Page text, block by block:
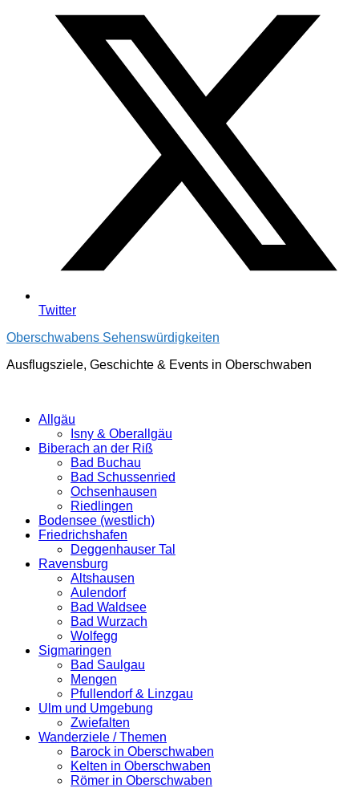
Twitter
Oberschwabens Sehenswürdigkeiten
Ausflugsziele, Geschichte & Events in Oberschwaben
Allgäu
Isny & Oberallgäu
Biberach an der Riß
Bad Buchau
Bad Schussenried
Ochsenhausen
Riedlingen
Bodensee (westlich)
Friedrichshafen
Deggenhauser Tal
Ravensburg
Altshausen
Aulendorf
Bad Waldsee
Bad Wurzach
Wolfegg
Sigmaringen
Bad Saulgau
Mengen
Pfullendorf & Linzgau
Ulm und Umgebung
Zwiefalten
Wanderziele / Themen
Barock in Oberschwaben
Kelten in Oberschwaben
Römer in Oberschwaben